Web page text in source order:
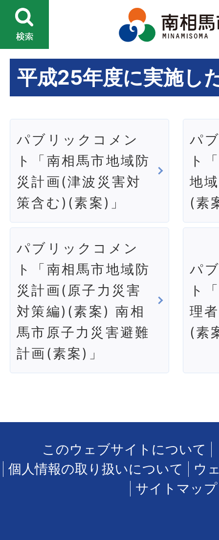
平成25年度に実施し
パブリックコメン
ト「南相馬市地域防
災計画(津波災害対
策含む)(素案)」
パ
ト
地
(素
パブリックコメン
ト「南相馬市地域防
災計画(原子力災害
対策編)(素案) 南相
馬市原子力災害避難
計画(素案)」
パ
ト
理
(素
このウェブサイトについて
個人情報の取り扱いについて
ウ
サイトマップ